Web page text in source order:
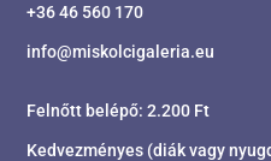
+36 46 560 170
info@miskolcigaleria.eu
Felnőtt belépő: 2.200 Ft
Kedvezményes (diák vagy